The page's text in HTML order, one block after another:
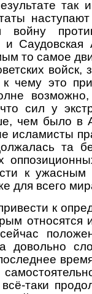
так
войну
Саудовская
то самое
войск,
чему это
сил у
чем было в
исламисты
та
к ужасным
для всего
к
довольно
таки